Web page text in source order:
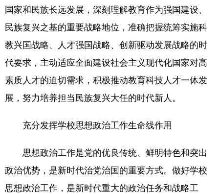
国家和民族长远发展，深刻理解教育作为强国建设、
民族复兴之基的重要战略地位，准确把握统筹实施科
教兴国战略、人才强国战略、创新驱动发展战略的时
代要求，主动适应全面建设社会主义现代化国家对高
素质人才的迫切需求，积极推动教育科技人才一体发
展，努力培养担当民族复兴大任的时代新人。
充分发挥学校思想政治工作生命线作用
思想政治工作是党的优良传统、鲜明特色和突出
政治优势，是新时代治党治国的重要方式。做好学校
思想政治工作，是新时代重大的政治任务和战略工